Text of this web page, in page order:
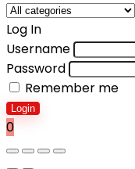
Log In
Username
Password
Remember me
Login
0